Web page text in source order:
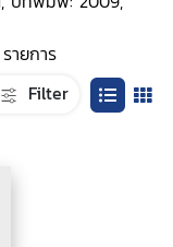
ายการ
Filter